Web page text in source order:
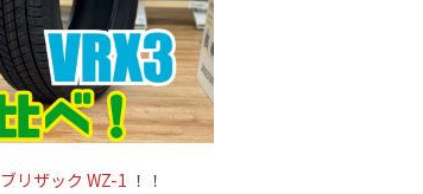
ブリザック WZ-1 ！！